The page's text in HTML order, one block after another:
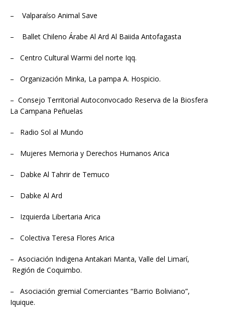
– Valparaíso Animal Save
– Ballet Chileno Árabe Al Ard Al Baiida Antofagasta
– Centro Cultural Warmi del norte Iqq.
– Organización Minka, La pampa A. Hospicio.
– Consejo Territorial Autoconvocado Reserva de la Biosfera
La Campana Peñuelas
– Radio Sol al Mundo
– Mujeres Memoria y Derechos Humanos Arica
– Dabke Al Tahrir de Temuco
– Dabke Al Ard
– Izquierda Libertaria Arica
– Colectiva Teresa Flores Arica
– Asociación Indigena Antakari Manta, Valle del Limarí,
Región de Coquimbo.
– Asociación gremial Comerciantes “Barrio Boliviano”,
Iquique.